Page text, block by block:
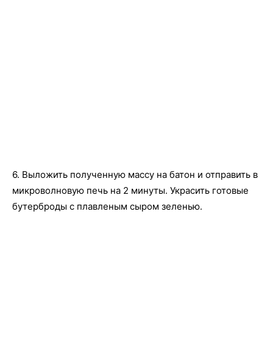
6. Выложить полученную массу на батон и отправить в
микроволновую печь на 2 минуты. Украсить готовые
бутерброды с плавленым сыром зеленью.